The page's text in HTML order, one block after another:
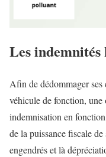
Les
Afin de dédommager ses
véhicule de fonction,
indemnisation en
de la puissance fiscale
engendrés et là